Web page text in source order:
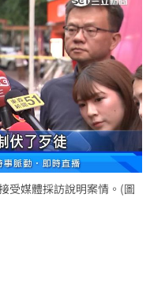
受媒體採訪說明案情。(圖